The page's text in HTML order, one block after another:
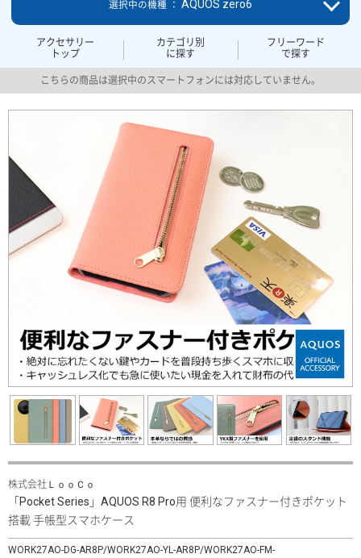
アクセサリー
トップ
カテゴリ別
に探す
フリーワード
で探す
選択中の機種 ： AQUOS zero6
こちらの商品は選択中のスマートフォンには対応していません。
株式会社ＬｏｏＣｏ
「Pocket Series」AQUOS R8 Pro用 便利なファスナー付きポケット
搭載 手帳型スマホケース
WORK27AO-DG-AR8P/WORK27AO-YL-AR8P/WORK27AO-FM-